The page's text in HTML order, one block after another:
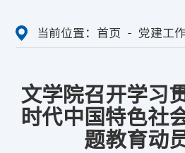
当前位置： 首页 党建工
文学院召开学习
时代中国特色社
题教育动